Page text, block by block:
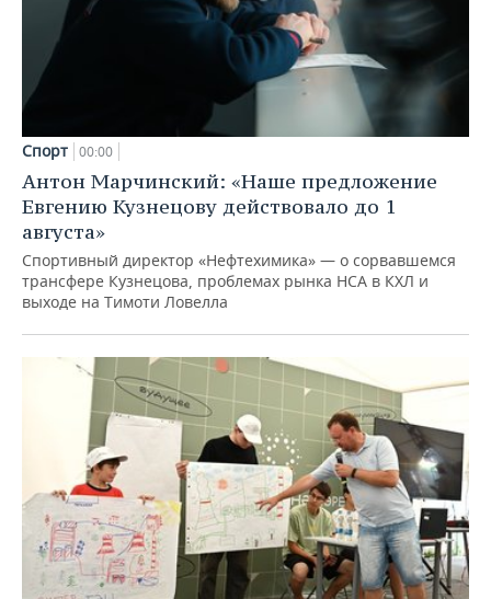
Спорт 00:00
Антон Марчинский: «Наше предложение
Евгению Кузнецову действовало до 1
августа»
Спортивный директор «Нефтехимика» — о сорвавшемся
трансфере Кузнецова, проблемах рынка НСА в КХЛ и
выходе на Тимоти Ловелла